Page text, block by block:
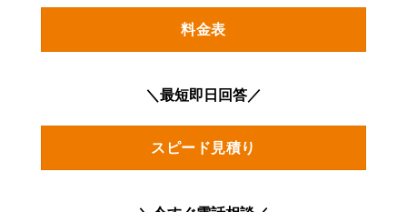
料金表
＼最短即日回答／
スピード見積り